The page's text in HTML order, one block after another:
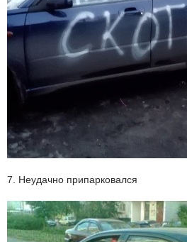
7. Неудачно припарковался